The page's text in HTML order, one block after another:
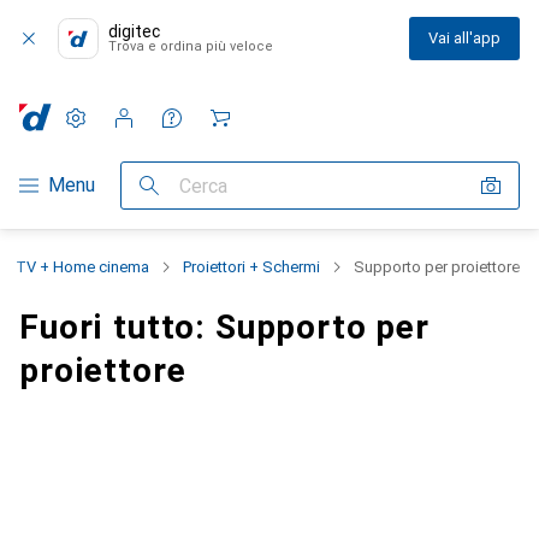
digitec
Trova e ordina più veloce Vai all'app
Categoria Navigazione
Menu Cerca
Impostazioni
Conto cliente
Liste di confronto
Liste dei desideri
Carrello
TV + Home cinema Proiettori + Schermi Supporto per proiettore
Fuori tutto: Supporto per
proiettore